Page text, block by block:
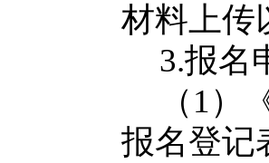
材料上传
3.报名
（1 ）
报名登记